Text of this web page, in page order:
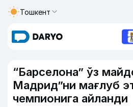
Тошкент
“Барселона” ўз
Мадрид”ни мағлуб
чемпионига айланди